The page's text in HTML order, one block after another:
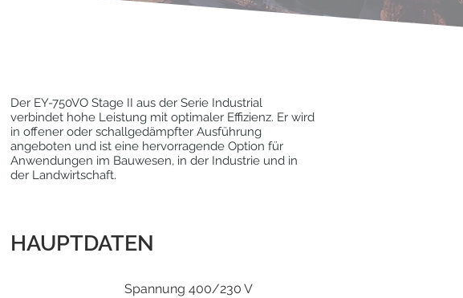
Der EY-750VO Stage II aus der Serie Industrial
verbindet hohe Leistung mit optimaler Effizienz. Er wird
in offener oder schallgedämpfter Ausführung
angeboten und ist eine hervorragende Option für
Anwendungen im Bauwesen, in der Industrie und in
der Landwirtschaft.
HAUPTDATEN
Spannung 400/230 V